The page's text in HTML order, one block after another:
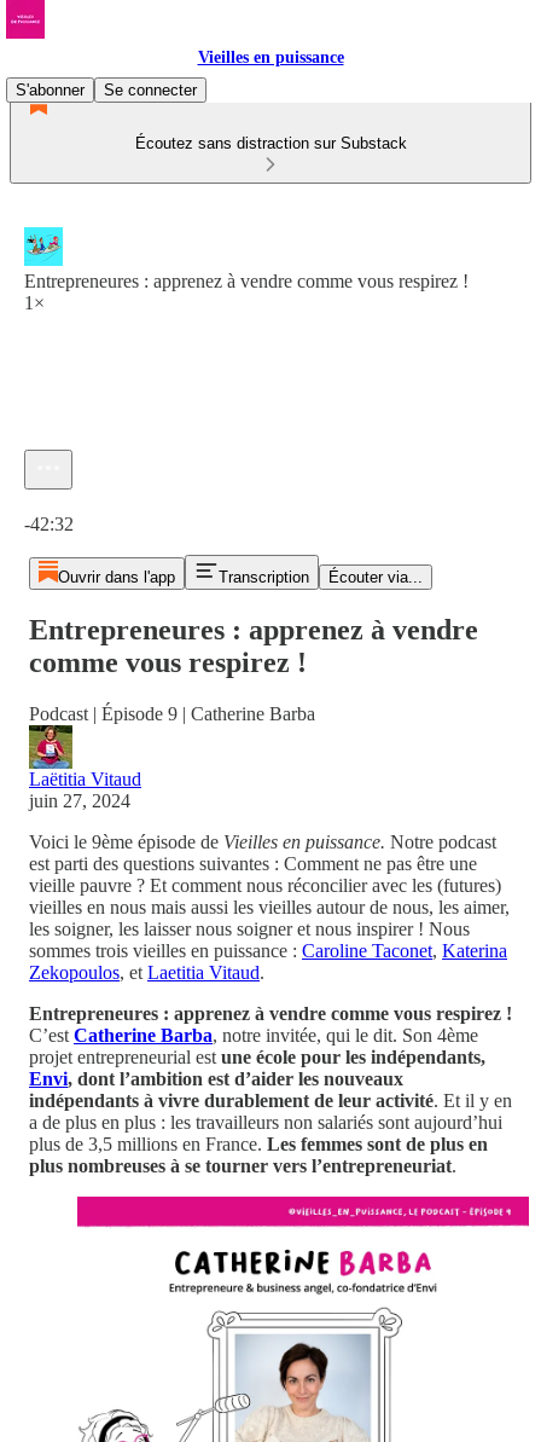
Vieilles en puissance
S'abonner
Se connecter
Écoutez sans distraction sur Substack
Entrepreneures : apprenez à vendre comme vous respirez !
1×
-42:32
Ouvrir dans l'app Transcription Écouter via...
Entrepreneures : apprenez à vendre
comme vous respirez !
Podcast | Épisode 9 | Catherine Barba
Laëtitia Vitaud
juin 27, 2024
Voici le 9ème épisode de Vieilles en puissance. Notre podcast
est parti des questions suivantes : Comment ne pas être une
vieille pauvre ? Et comment nous réconcilier avec les (futures)
vieilles en nous mais aussi les vieilles autour de nous, les aimer,
les soigner, les laisser nous soigner et nous inspirer ! Nous
sommes trois vieilles en puissance : Caroline Taconet, Katerina
Zekopoulos, et Laetitia Vitaud.
Entrepreneures : apprenez à vendre comme vous respirez !
C’est Catherine Barba, notre invitée, qui le dit. Son 4ème
projet entrepreneurial est une école pour les indépendants,
Envi, dont l’ambition est d’aider les nouveaux
indépendants à vivre durablement de leur activité. Et il y en
a de plus en plus : les travailleurs non salariés sont aujourd’hui
plus de 3,5 millions en France. Les femmes sont de plus en
plus nombreuses à se tourner vers l’entrepreneuriat.